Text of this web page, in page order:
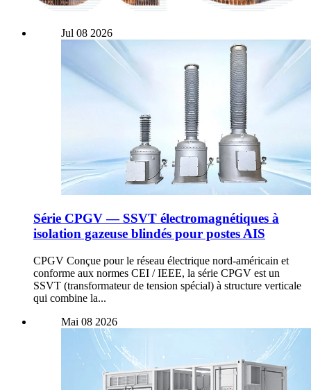
Jul 08 2026
Série CPGV — SSVT électromagnétiques à
isolation gazeuse blindés pour postes AIS
CPGV Conçue pour le réseau électrique nord-américain et
conforme aux normes CEI / IEEE, la série CPGV est un
SSVT (transformateur de tension spécial) à structure verticale
qui combine la...
Mai 08 2026